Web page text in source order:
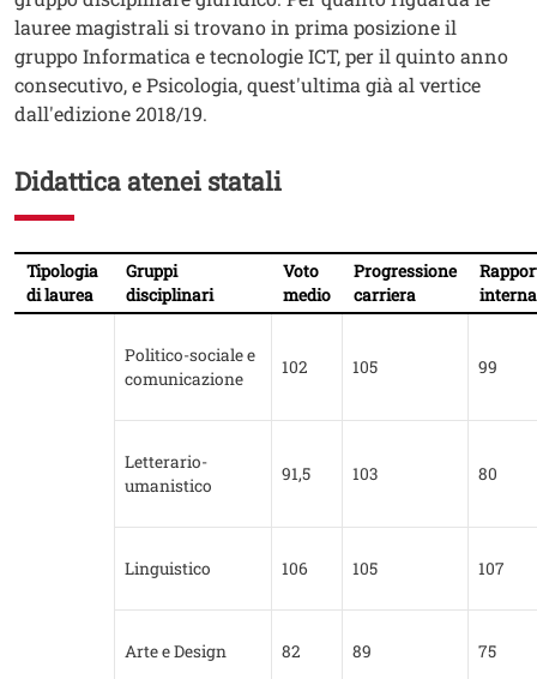
lauree magistrali si trovano in prima posizione il
gruppo Informatica e tecnologie ICT, per il quinto anno
consecutivo, e Psicologia, quest'ultima già al vertice
dall'edizione 2018/19.
Didattica atenei statali
Testo
Tipologia
di laurea
Gruppi
disciplinari
Voto
medio
Progressione
carriera
Politico-sociale e
comunicazione
102 105 99
Letterario-
umanistico
91,5 103 80
Linguistico 106 105 107
Arte e Design 82 89 75